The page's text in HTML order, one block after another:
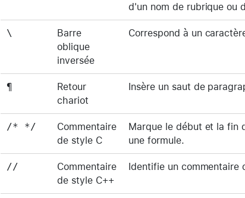
d'un nom de rubrique ou
\
Barre
oblique
inversée
Correspond à un
¶
Retour
chariot
Insère un saut de
/* */
Commentaire
de style C
Marque le début et la fin
une formule.
//
Commentaire
de style C++
Identifie un commentaire